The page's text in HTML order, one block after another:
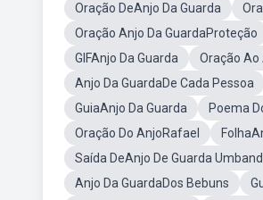
Oração DeAnjo Da Guarda
Oração Anjo Da GuardaProteção
GIFAnjo Da Guarda
Oração Ao
Anjo Da GuardaDe Cada Pessoa
GuiaAnjo Da Guarda
Poema
Oração Do AnjoRafael
Saída DeAnjo De Guarda
Anjo Da GuardaDos Bebuns